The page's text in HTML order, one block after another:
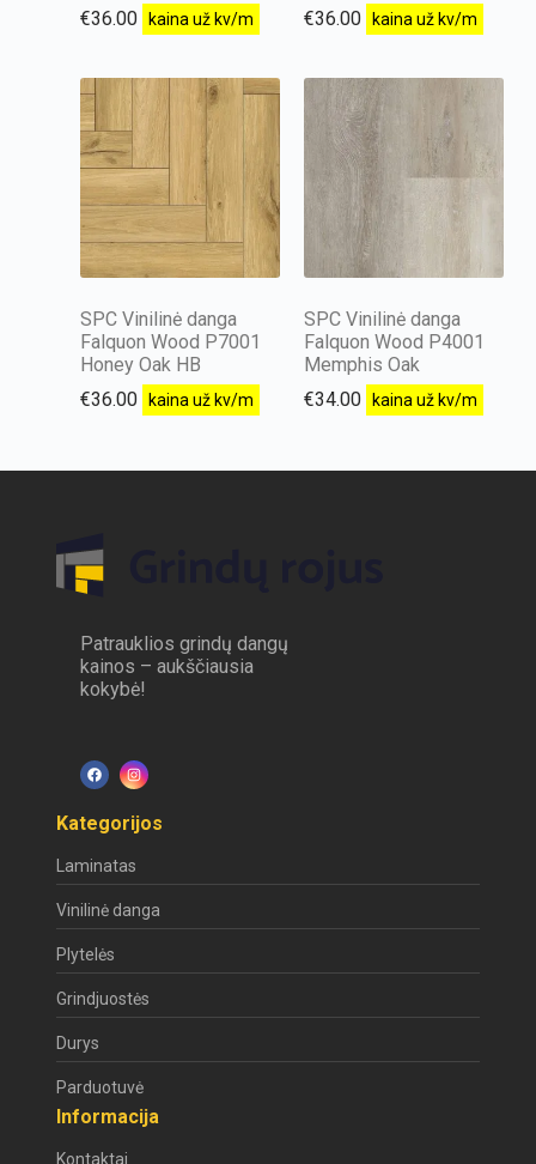
€36.00 kaina už kv/m
€36.00 kaina už kv/m
SPC Vinilinė danga
Falquon Wood P7001
Honey Oak HB
€36.00 kaina už kv/m
SPC Vinilinė danga
Falquon Wood P4001
Memphis Oak
€34.00 kaina už kv/m
Patrauklios grindų dangų
kainos – aukščiausia
kokybė!
Kategorijos
Laminatas
Vinilinė danga
Plytelės
Grindjuostės
Durys
Parduotuvė
Informacija
Kontaktai